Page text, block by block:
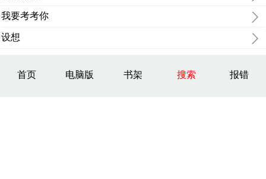
我要考考你
设想
首页 电脑版 书架 搜索 报错